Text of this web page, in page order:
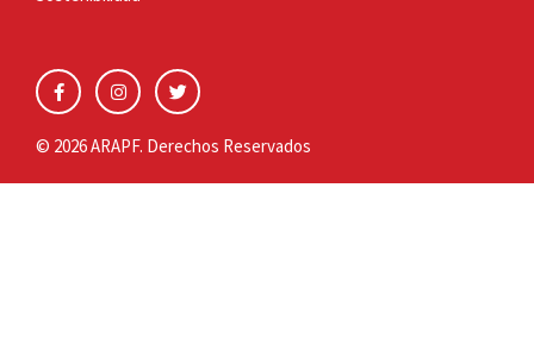
© 2026 ARAPF. Derechos Reservados